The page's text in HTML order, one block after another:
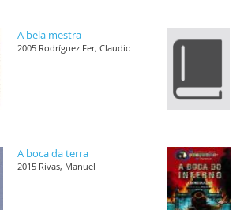
A bela mestra
2005 Rodríguez Fer, Claudio
A boca da terra
2015 Rivas, Manuel